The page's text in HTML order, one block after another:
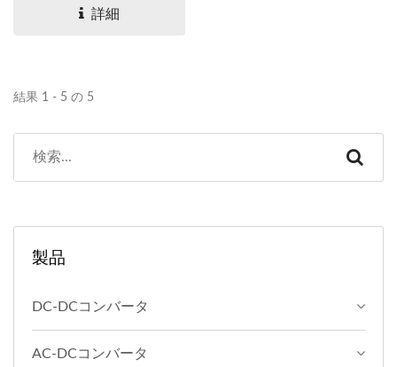
ための磁気設計と、IEEE...
詳細
結果 1 - 5 の 5
製品
DC-DCコンバータ
AC-DCコンバータ